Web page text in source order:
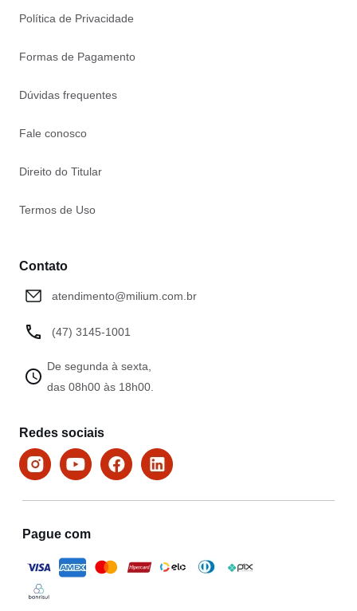
Política de Privacidade
Formas de Pagamento
Dúvidas frequentes
Fale conosco
Direito do Titular
Termos de Uso
Contato
atendimento@milium.com.br
(47) 3145-1001
De segunda à sexta,
das 08h00 às 18h00.
Redes sociais
Pague com